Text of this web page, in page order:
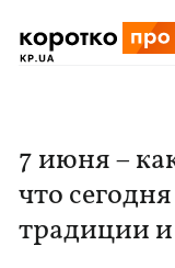
7 июня –
что
традиции